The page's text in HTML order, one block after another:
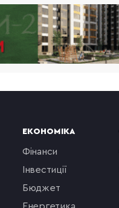
ЕКОНОМІКА
фінанси
інвестиції
бюджет
енергетика